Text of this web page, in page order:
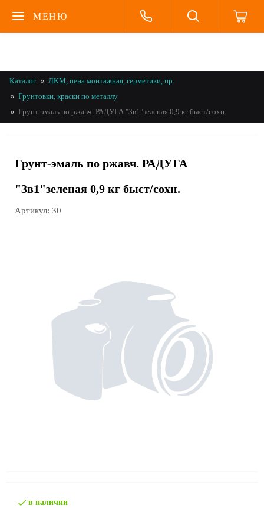
МЕНЮ
Каталог
ЛКМ, пена монтажная, герметики, пр.
Грунтовки, краски по металлу
Грунт-эмаль по ржавч. РАДУГА "3в1"зеленая 0,9 кг быст/сохн.
Грунт-эмаль по ржавч. РАДУГА
"3в1"зеленая 0,9 кг быст/сохн.
Артикул: 30
в наличии